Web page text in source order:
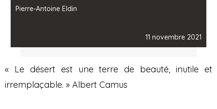
Pierre-Antoine Eldin
11 novembre 2021
« Le désert est une terre de beauté, inutile et
irremplaçable. » Albert Camus